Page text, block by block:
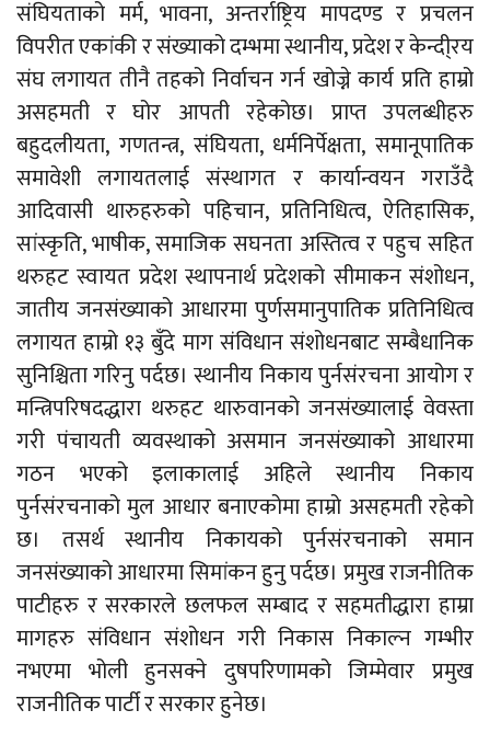
संघियताको मर्म, भावना, अन्तर्राष्ट्रिय मापदण्ड र प्रचलन
विपरीत एकांकी र संख्याको दम्भमा स्थानीय, प्रदेश र केन्दी्रय
संघ लगायत तीनै तहको निर्वाचन गर्न खोज्ने कार्य प्रति हाम्रो
असहमती र घोर आपती रहेकोछ। प्राप्त उपलब्धीहरु
बहुदलीयता, गणतन्त्र, संघियता, धर्मनिर्पेक्षता, समानूपातिक
समावेशी लगायतलाई संस्थागत र कार्यान्वयन गराउँदै
आदिवासी थारुहरुको पहिचान, प्रतिनिधित्व, ऐतिहासिक,
सांस्कृति, भाषीक, समाजिक सघनता अस्तित्व र पहुच सहित
थरुहट स्वायत प्रदेश स्थापनार्थ प्रदेशको सीमाकन संशोधन,
जातीय जनसंख्याको आधारमा पुर्णसमानुपातिक प्रतिनिधित्व
लगायत हाम्रो १३ बुँदे माग संविधान संशोधनबाट सम्बैधानिक
सुनिश्चिता गरिनु पर्दछ। स्थानीय निकाय पुर्नसंरचना आयोग र
मन्त्रिपरिषदद्धारा थरुहट थारुवानको जनसंख्यालाई वेवस्ता
गरी पंचायती व्यवस्थाको असमान जनसंख्याको आधारमा
गठन भएको इलाकालाई अहिले स्थानीय निकाय
पुर्नसंरचनाको मुल आधार बनाएकोमा हाम्रो असहमती रहेको
छ। तसर्थ स्थानीय निकायको पुर्नसंरचनाको समान
जनसंख्याको आधारमा सिमांकन हुनु पर्दछ। प्रमुख राजनीतिक
पाटीहरु र सरकारले छलफल सम्बाद र सहमतीद्धारा हाम्रा
मागहरु संविधान संशोधन गरी निकास निकाल्न गम्भीर
नभएमा भोली हुनसक्ने दुषपरिणामको जिम्मेवार प्रमुख
राजनीतिक पार्टी र सरकार हुनेछ।